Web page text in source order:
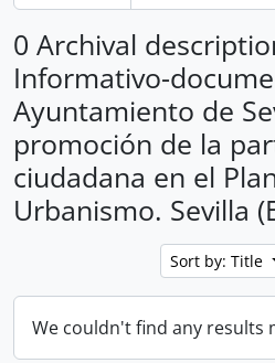
0 Archival
Informativo-
Ayuntamiento de
promoción de la
ciudadana en el
Urbanismo. Sevilla
Sort by: Title
We couldn't find any results